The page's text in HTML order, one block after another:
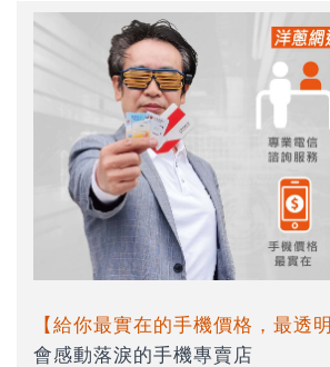
【給你最實在的手機價格，最透
會感動落淚的手機專賣店